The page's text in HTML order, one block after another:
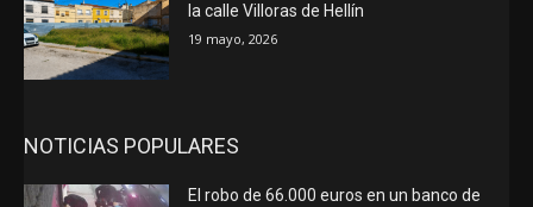
la calle Villoras de Hellín
19 mayo, 2026
NOTICIAS POPULARES
El robo de 66.000 euros en un banco de